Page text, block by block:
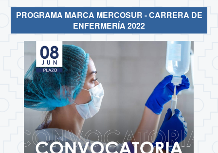
PROGRAMA MARCA MERCOSUR - CARRERA DE
ENFERMERÍA 2022